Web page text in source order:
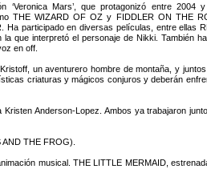
‘Veronica Mars’, que protagonizó entre 2004
THE WIZARD OF OZ y FIDDLER ON THE
participado en diversas películas, entre ellas
que interpretó el personaje de Nikki. También
en off.
un aventurero hombre de montaña, y
criaturas y mágicos conjuros y deberán
Anderson-Lopez. Ambos ya trabajaron
THE FROG).
musical. THE LITTLE MERMAID,